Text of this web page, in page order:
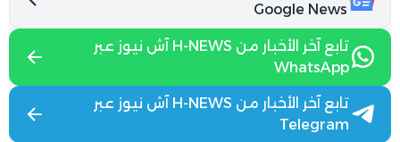
Google News
تابع آخر الأخبار من H-NEWS آش نيوز عبر
WhatsApp
تابع آخر الأخبار من H-NEWS آش نيوز عبر
Telegram